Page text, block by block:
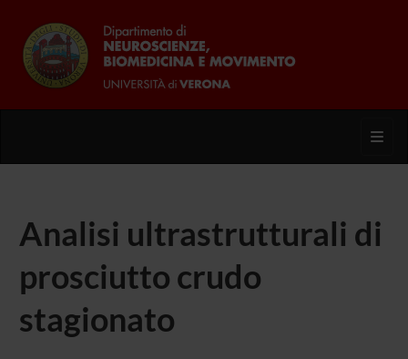
Analisi ultrastrutturali di
prosciutto crudo
stagionato